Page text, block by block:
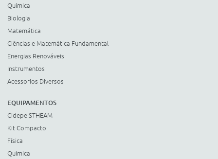
Química
Biologia
Matemática
Ciências e Matemática Fundamental
Energias Renováveis
Instrumentos
Acessorios Diversos
EQUIPAMENTOS
Cidepe STHEAM
Kit Compacto
Física
Química